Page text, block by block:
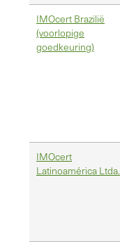
IMOcert Brazilië
(voorlopige
goedkeuring)
IMOcert
Latinoamérica Ltda.